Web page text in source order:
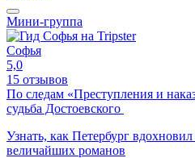
Мини-группа
Софья
5,0
15 отзывов
По следам «Преступления и
судьба Достоевского
Узнать, как Петербург
величайших романов